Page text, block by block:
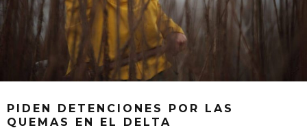
PIDEN DETENCIONES POR LAS
QUEMAS EN EL DELTA